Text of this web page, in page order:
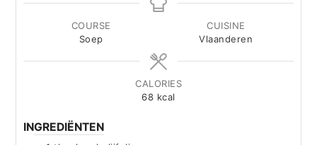
COURSE
Soep
CUISINE
Vlaanderen
CALORIES
68 kcal
INGREDIËNTEN